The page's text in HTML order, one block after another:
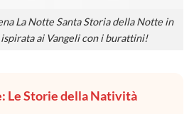
La Notte Santa Storia della Notte in
ai Vangeli con i burattini!
Le Storie della Natività